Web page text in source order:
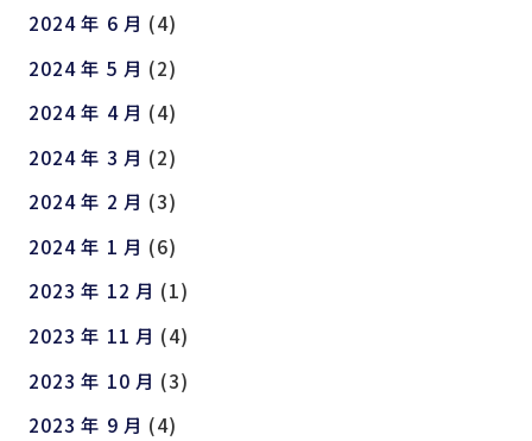
2024 年 6 月 (4)
2024 年 5 月 (2)
2024 年 4 月 (4)
2024 年 3 月 (2)
2024 年 2 月 (3)
2024 年 1 月 (6)
2023 年 12 月 (1)
2023 年 11 月 (4)
2023 年 10 月 (3)
2023 年 9 月 (4)